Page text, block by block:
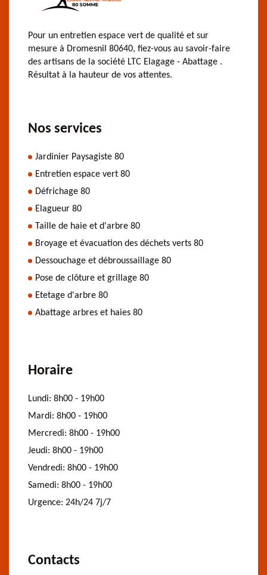
Pour un entretien espace vert de qualité et sur
mesure à Dromesnil 80640, fiez-vous au savoir-faire
des artisans de la société LTC Elagage - Abattage .
Résultat à la hauteur de vos attentes.
Nos services
Jardinier Paysagiste 80
Entretien espace vert 80
Défrichage 80
Elagueur 80
Taille de haie et d'arbre 80
Broyage et évacuation des déchets verts 80
Dessouchage et débroussaillage 80
Pose de clôture et grillage 80
Etetage d'arbre 80
Abattage arbres et haies 80
Horaire
Lundi: 8h00 - 19h00
Mardi: 8h00 - 19h00
Mercredi: 8h00 - 19h00
Jeudi: 8h00 - 19h00
Vendredi: 8h00 - 19h00
Samedi: 8h00 - 19h00
Urgence: 24h/24 7j/7
Contacts